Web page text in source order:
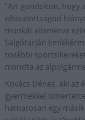
“Azt gondolom, hogy
elhivatottságod
munkát elismerve
Salgótarján
további
mondta az
Kovács Dénes, aki az
gyermekkel
hamarosan egy